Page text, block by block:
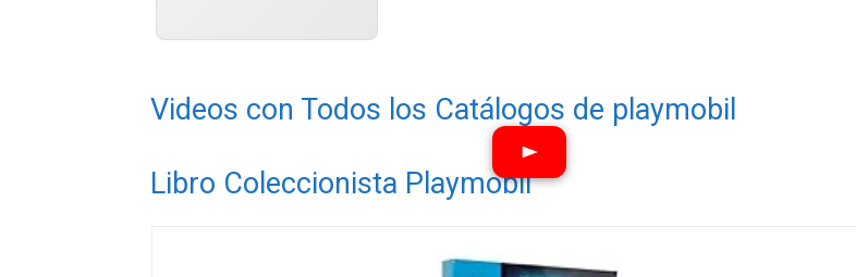
Videos con Todos los Catálogos de playmobil
Libro Coleccionista Playmobil